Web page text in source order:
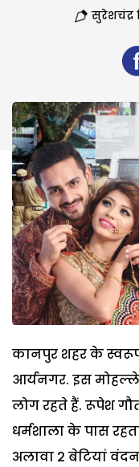
सुरेशचंद्र
कानपुर शहर के
आर्यनगर. इस
लोग रहते हैं. रूपेश
धर्मशाला के पास
अलावा 2 बेटियां